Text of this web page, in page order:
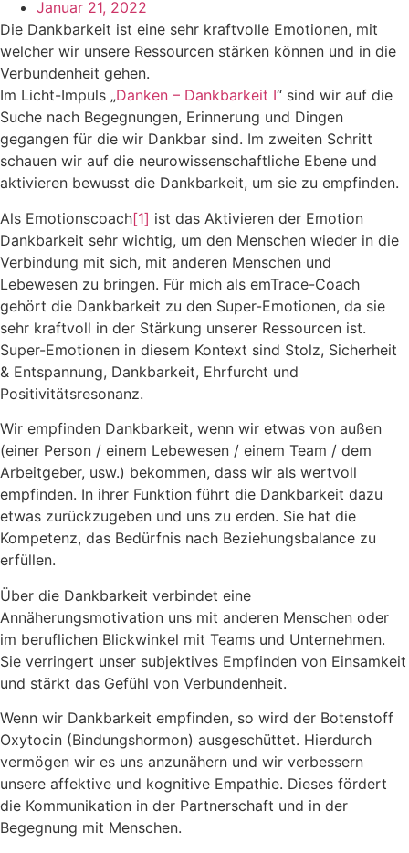
Januar 21, 2022
Die Dankbarkeit ist eine sehr kraftvolle Emotionen, mit
welcher wir unsere Ressourcen stärken können und in die
Verbundenheit gehen.
Im Licht-Impuls „Danken – Dankbarkeit I“ sind wir auf die
Suche nach Begegnungen, Erinnerung und Dingen
gegangen für die wir Dankbar sind. Im zweiten Schritt
schauen wir auf die neurowissenschaftliche Ebene und
aktivieren bewusst die Dankbarkeit, um sie zu empfinden.
Als Emotionscoach[1] ist das Aktivieren der Emotion
Dankbarkeit sehr wichtig, um den Menschen wieder in die
Verbindung mit sich, mit anderen Menschen und
Lebewesen zu bringen. Für mich als emTrace-Coach
gehört die Dankbarkeit zu den Super-Emotionen, da sie
sehr kraftvoll in der Stärkung unserer Ressourcen ist.
Super-Emotionen in diesem Kontext sind Stolz, Sicherheit
& Entspannung, Dankbarkeit, Ehrfurcht und
Positivitätsresonanz.
Wir empfinden Dankbarkeit, wenn wir etwas von außen
(einer Person / einem Lebewesen / einem Team / dem
Arbeitgeber, usw.) bekommen, dass wir als wertvoll
empfinden. In ihrer Funktion führt die Dankbarkeit dazu
etwas zurückzugeben und uns zu erden. Sie hat die
Kompetenz, das Bedürfnis nach Beziehungsbalance zu
erfüllen.
Über die Dankbarkeit verbindet eine
Annäherungsmotivation uns mit anderen Menschen oder
im beruflichen Blickwinkel mit Teams und Unternehmen.
Sie verringert unser subjektives Empfinden von Einsamkeit
und stärkt das Gefühl von Verbundenheit.
Wenn wir Dankbarkeit empfinden, so wird der Botenstoff
Oxytocin (Bindungshormon) ausgeschüttet. Hierdurch
vermögen wir es uns anzunähern und wir verbessern
unsere affektive und kognitive Empathie. Dieses fördert
die Kommunikation in der Partnerschaft und in der
Begegnung mit Menschen.